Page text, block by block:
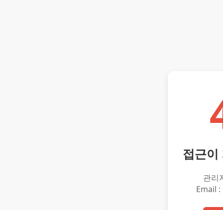
접근이
관리
Email